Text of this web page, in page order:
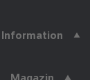
Information